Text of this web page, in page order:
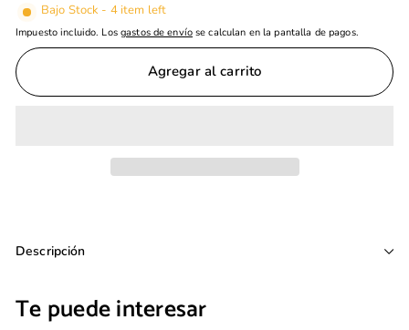
Bajo Stock - 4 item left
Impuesto incluido. Los gastos de envíose calculan en la pantalla de pagos.
Agregar al carrito
Descripción
Te puede interesar